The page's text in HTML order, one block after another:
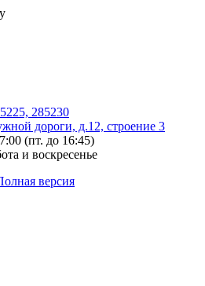
285230
дороги, д.12, строение 3
(пт. до 16:45)
и воскресенье
версия